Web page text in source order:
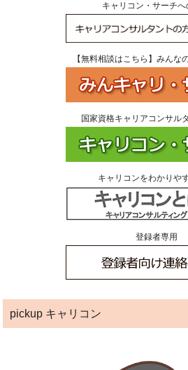
キャリコン・サーチへ
【無料相談はこちら】みんな
国家資格キャリアコンサル
キャリコンをわかりや
登録者専用
pickup キャリコン